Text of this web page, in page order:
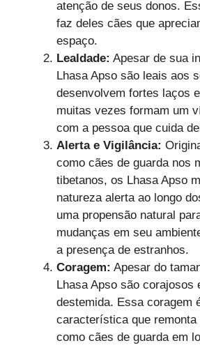
atenção de seus donos.
faz deles cães que
espaço.
Lealdade: Apesar de sua
Lhasa Apso são leais aos
desenvolvem fortes laços
muitas vezes formam um
com a pessoa que cuida
Alerta e Vigilância:
como cães de guarda nos
tibetanos, os Lhasa Apso
natureza alerta ao longo
uma propensão natural
mudanças em seu
a presença de estranhos.
Coragem: Apesar do
Lhasa Apso são corajosos
destemida. Essa coragem
característica que
como cães de guarda em